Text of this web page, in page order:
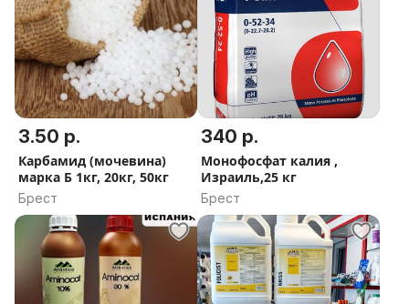
3.50 р.
Карбамид (мочевина)
марка Б 1кг, 20кг, 50кг
Брест
340 р.
Монофосфат калия ,
Израиль,25 кг
Брест